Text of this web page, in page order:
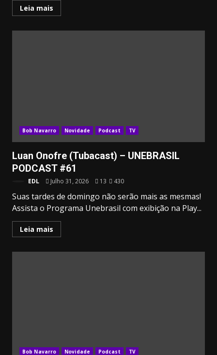
Leia mais
Bob Navarro Novidade Podcast TV
Luan Onofre (Tubacast) – UNEBRASIL
PODCAST #61
EDL Julho 31, 2026 13 430
Suas tardes de domingo não serão mais as mesmas!
Assista o Programa Unebrasil com exibição na Play...
Leia mais
Bob Navarro Novidade Podcast TV